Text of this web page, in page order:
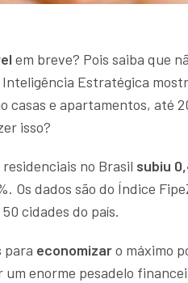
em breve? Pois saiba que
Estratégica
casas e apartamentos, até
isso?
no Brasil subiu
Os dados são do Índice
cidades do país.
para economizaro máximo
um enorme pesadelo